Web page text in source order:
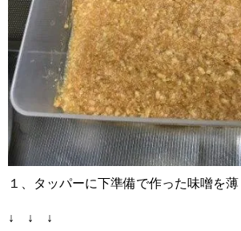
１、タッパーに下準備で作った味噌を薄
↓ ↓ ↓